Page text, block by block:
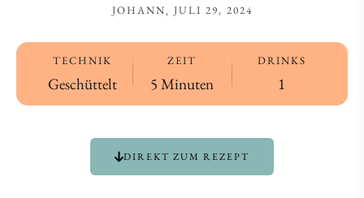
JOHANN JULI 29, 2024
TECHNIK
Geschüttelt
ZEIT
5 Minuten
DRINKS
1
DIREKT ZUM REZEPT